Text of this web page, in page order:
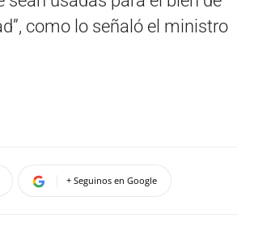
como lo señaló el ministro
+ Seguinos en Google